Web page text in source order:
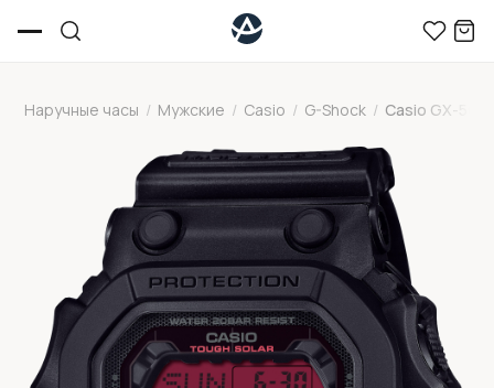
Наручные часы / Мужские / Casio / G-Shock / Casio GX-